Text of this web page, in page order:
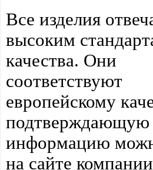
Все изделия
высоким
качества. Они
соответствуют
европейскому
подтверждающую
информацию
на сайте компании